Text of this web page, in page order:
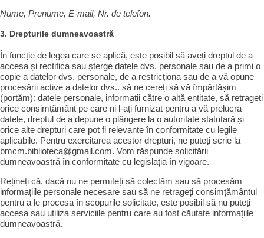
Nume, Prenume, E-mail, Nr. de telefon.
3. Drepturile dumneavoastră
În funcție de legea care se aplică, este posibil să aveți dreptul de a
accesa și rectifica sau șterge datele dvs. personale sau de a primi o
copie a datelor dvs. personale, de a restricționa sau de a vă opune
procesării active a datelor dvs.. să ne cereți să vă împărtășim
(portăm): datele personale, informații către o altă entitate, să retrageți
orice consimțământ pe care ni l-ați furnizat pentru a vă prelucra
datele, dreptul de a depune o plângere la o autoritate statutară și
orice alte drepturi care pot fi relevante în conformitate cu legile
aplicabile. Pentru exercitarea acestor drepturi, ne puteți scrie la
bmcm.biblioteca@gmail.com. Vom răspunde solicitării
dumneavoastră în conformitate cu legislația în vigoare.
Rețineți că, dacă nu ne permiteți să colectăm sau să procesăm
informațiile personale necesare sau să ne retrageți consimțământul
pentru a le procesa în scopurile solicitate, este posibil să nu puteți
accesa sau utiliza serviciile pentru care au fost căutate informațiile
dumneavoastră.